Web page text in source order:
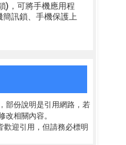
)，可將手機應用程
訊鎖、手機保護上
部份說明是引用網路，若
相關內容。
歡迎引用，但請務必標明